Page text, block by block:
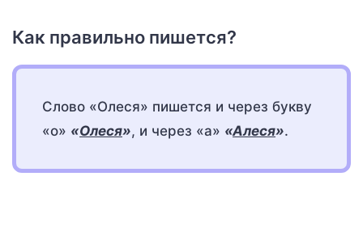
Как правильно пишется?
Слово «Олеся» пишется и через букву
«о» «Олеся», и через «а» «Алеся».